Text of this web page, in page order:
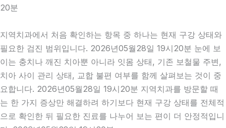
20분
지역치과에서 처음 확인하는 항목 중 하나는 현재 구강 상태와
필요한 검진 범위입니다. 2026년05월28일 19시20분 눈에 보
이는 충치나 깨진 치아뿐 아니라 잇몸 상태, 기존 보철물 주변,
치아 사이 관리 상태, 교합 불편 여부를 함께 살펴보는 것이 중
요합니다. 2026년05월28일 19시20분 지역치과를 방문할 때
는 한 가지 증상만 해결하려 하기보다 현재 구강 상태를 전체적
으로 확인한 뒤 필요한 진료를 나누어 보는 편이 더 안정적입니